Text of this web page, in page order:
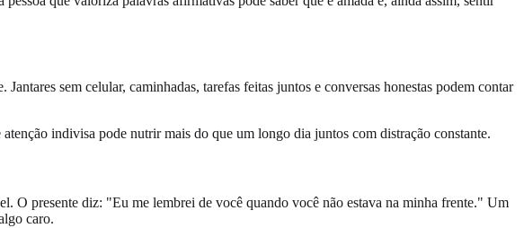
sem celular, caminhadas, tarefas feitas juntos e conversas honestas podem contar
indivisa pode nutrir mais do que um longo dia juntos com distração constante.
O presente diz: "Eu me lembrei de você quando você não estava na minha frente." Um
caro.